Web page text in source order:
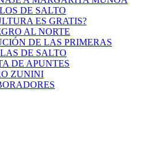
DE SALTO
ES GRATIS?
AL NORTE
DE LAS PRIMERAS
DE SALTO
DE APUNTES
ZUNINI